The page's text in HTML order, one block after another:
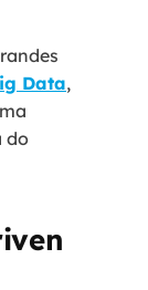
Data,
do